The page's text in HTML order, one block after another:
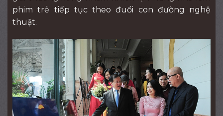
phim trẻ tiếp tục theo đuổi con đường nghệ
thuật.